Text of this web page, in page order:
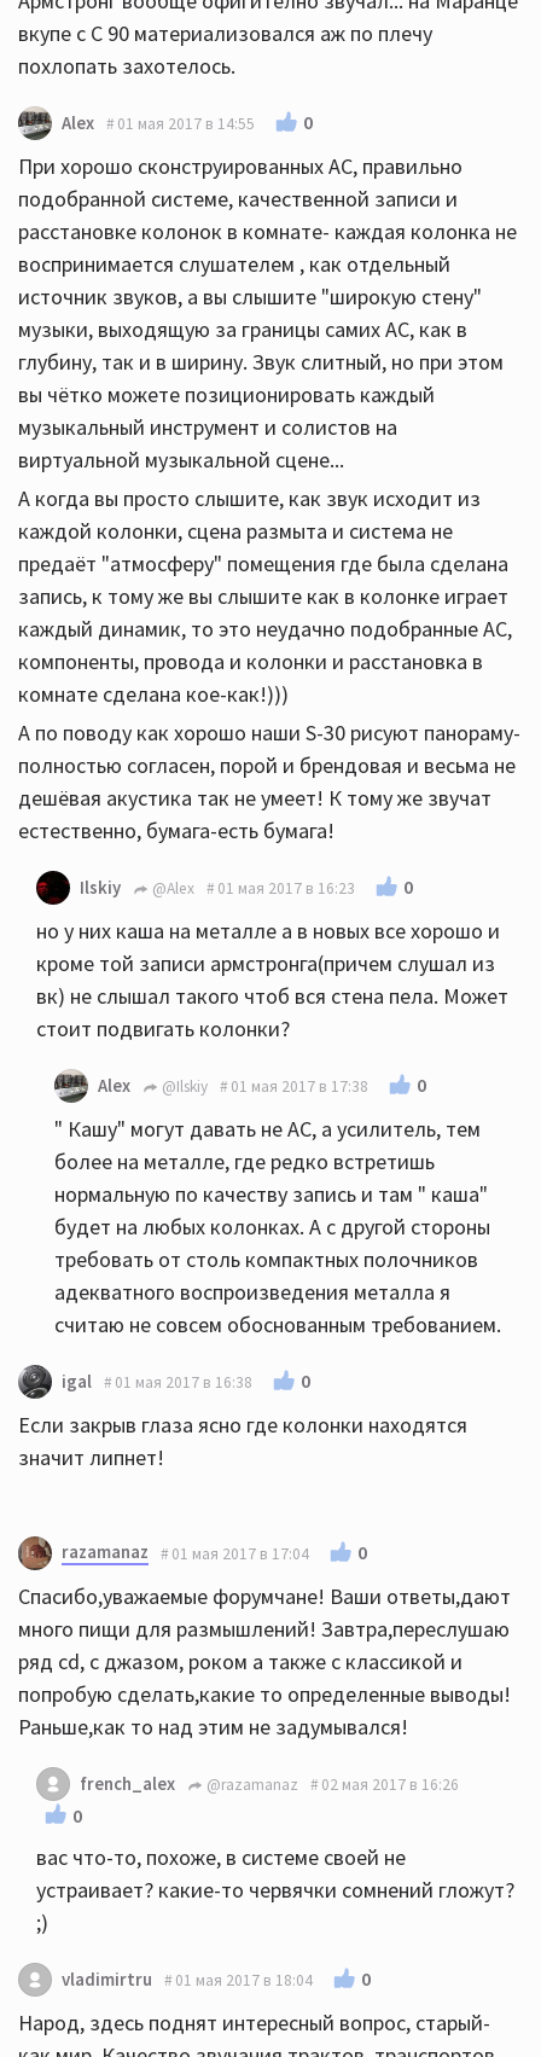
вкупе с С 90 материализовался аж по плечу
похлопать захотелось.
Alex 01 мая 2017 в 14:55 0
При хорошо сконструированных АС, правильно
подобранной системе, качественной записи и
расстановке колонок в комнате- каждая колонка не
воспринимается слушателем , как отдельный
источник звуков, а вы слышите "широкую стену"
музыки, выходящую за границы самих АС, как в
глубину, так и в ширину. Звук слитный, но при этом
вы чётко можете позиционировать каждый
музыкальный инструмент и солистов на
виртуальной музыкальной сцене...
А когда вы просто слышите, как звук исходит из
каждой колонки, сцена размыта и система не
предаёт "атмосферу" помещения где была сделана
запись, к тому же вы слышите как в колонке играет
каждый динамик, то это неудачно подобранные АС,
компоненты, провода и колонки и расстановка в
комнате сделана кое-как!)))
А по поводу как хорошо наши S-30 рисуют панораму-
полностью согласен, порой и брендовая и весьма не
дешёвая акустика так не умеет! К тому же звучат
естественно, бумага-есть бумага!
Ilskiy @Alex 01 мая 2017 в 16:23 0
но у них каша на металле а в новых все хорошо и
кроме той записи армстронга(причем слушал из
вк) не слышал такого чтоб вся стена пела. Может
стоит подвигать колонки?
Alex @Ilskiy 01 мая 2017 в 17:38 0
" Кашу" могут давать не АС, а усилитель, тем
более на металле, где редко встретишь
нормальную по качеству запись и там " каша"
будет на любых колонках. А с другой стороны
требовать от столь компактных полочников
адекватного воспроизведения металла я
считаю не совсем обоснованным требованием.
igal 01 мая 2017 в 16:38 0
Если закрыв глаза ясно где колонки находятся
значит липнет!
razamanaz 01 мая 2017 в 17:04 0
Спасибо,уважаемые форумчане! Ваши ответы,дают
много пищи для размышлений! Завтра,переслушаю
ряд сd, с джазом, роком а также с классикой и
попробую сделать,какие то определенные выводы!
Раньше,как то над этим не задумывался!
french_alex @razamanaz 02 мая 2017 в 16:26
0
вас что-то, похоже, в системе своей не
устраивает? какие-то червячки сомнений гложут?
;)
vladimirtru 01 мая 2017 в 18:04 0
Народ, здесь поднят интересный вопрос, старый-